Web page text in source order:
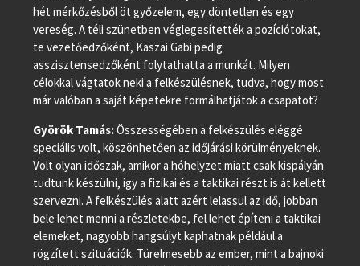
hét mérkőzésből öt győzelem, egy döntetlen és egy
vereség. A téli szünetben véglegesítették a pozíciótokat,
te vezetőedzőként, Kaszai Gabi pedig
asszisztensedzőként folytathatta a munkát. Milyen
célokkal vágtatok neki a felkészülésnek, tudva, hogy most
már valóban a saját képetekre formálhatjátok a csapatot?
Györök Tamás:Összességében a felkészülés eléggé
speciális volt, köszönhetően az időjárási körülményeknek.
Volt olyan időszak, amikor a hóhelyzet miatt csak kispályán
tudtunk készülni, így a fizikai és a taktikai részt is át kellett
szervezni. A felkészülés alatt azért lelassul az idő, jobban
bele lehet menni a részletekbe, fel lehet építeni a taktikai
elemeket, nagyobb hangsúlyt kaphatnak például a
rögzített szituációk. Türelmesebb az ember, mint a bajnoki